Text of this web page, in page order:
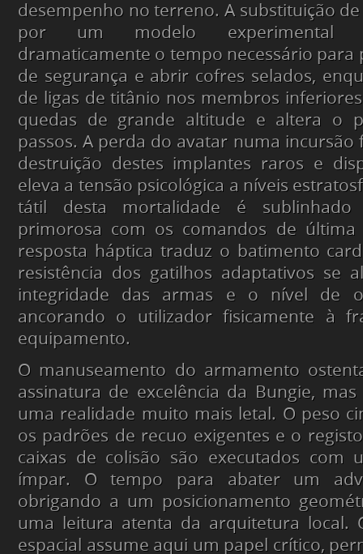
desempenho no terreno. A substituição
por um modelo experimental
dramaticamente o tempo necessário para
de segurança e abrir cofres selados,
de ligas de titânio nos membros
quedas de grande altitude e altera o
passos. A perda do avatar numa incursão
destruição destes implantes raros e
eleva a tensão psicológica a níveis
tátil desta mortalidade é sublinhado
primorosa com os comandos de última
resposta háptica traduz o batimento
resistência dos gatilhos adaptativos se
integridade das armas e o nível de
ancorando o utilizador fisicamente à
equipamento.
O manuseamento do armamento
assinatura de excelência da Bungie,
uma realidade muito mais letal. O peso
os padrões de recuo exigentes e o
caixas de colisão são executados com
ímpar. O tempo para abater um
obrigando a um posicionamento
uma leitura atenta da arquitetura local.
espacial assume aqui um papel crítico,